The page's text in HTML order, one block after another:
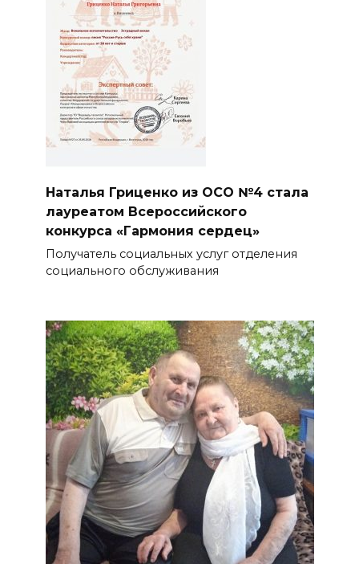
Наталья Гриценко из ОСО №4 стала
лауреатом Всероссийского
конкурса «Гармония сердец»
Получатель социальных услуг отделения
социального обслуживания